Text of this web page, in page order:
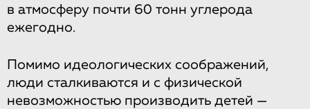
в атмосферу почти 60 тонн углерода
ежегодно.
Помимо идеологических соображений,
люди сталкиваются и с физической
невозможностью производить детей —